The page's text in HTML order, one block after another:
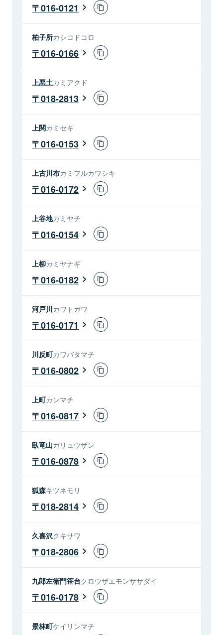
016-0121
柏子所カシコドコロ
016-0166
上悪土カミアクド
018-2813
上関カミセキ
016-0153
上古川布カミフルカワシキ
016-0172
上谷地カミヤチ
016-0154
上柳カミヤナギ
016-0182
河戸川カワトガワ
016-0171
川反町カワバタマチ
016-0802
上町カンマチ
016-0817
臥竜山ガリュウザン
016-0878
狐森キツネモリ
018-2814
久喜沢クキサワ
018-2806
九郎左衛門笹台クロウザエモンササダイ
016-0178
景林町ケイリンマチ